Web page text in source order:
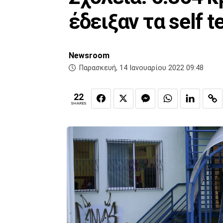
έδειξαν τα self
Newsroom
Παρασκευή, 14 Ιανουαρίου 2022 09:48
22
SHARES